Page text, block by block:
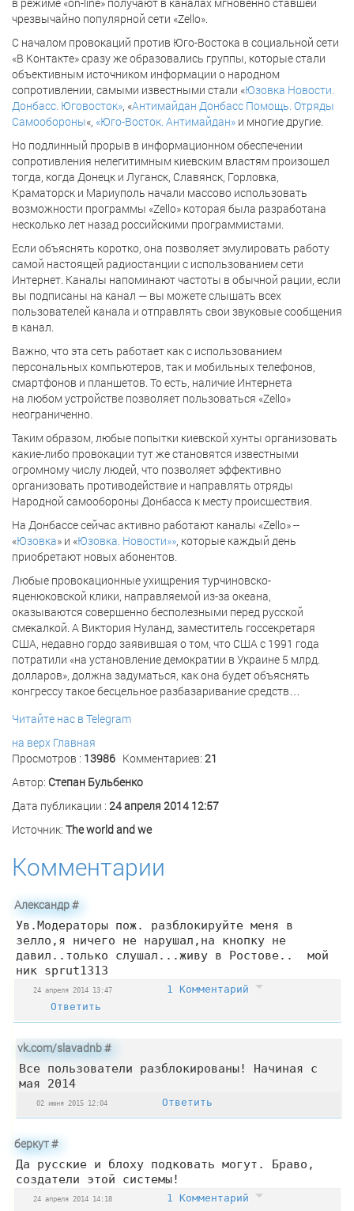
чрезвычайно популярной сети «Zello».
С началом провокаций против Юго-Востока в социальной сети
«В Контакте» сразу же образовались группы, которые стали
объективным источником информации о народном
сопротивлении, самыми известными стали «Юзовка Новости.
Донбасс. Юговосток», «Антимайдан Донбасс Помощь. Отряды
Самообороны«, «Юго-Восток. Антимайдан» и многие другие.
Но подлинный прорыв в информационном обеспечении
сопротивления нелегитимным киевским властям произошел
тогда, когда Донецк и Луганск, Славянск, Горловка,
Краматорск и Мариуполь начали массово использовать
возможности программы «Zello» которая была разработана
несколько лет назад российскими программистами.
Если объяснять коротко, она позволяет эмулировать работу
самой настоящей радиостанции с использованием сети
Интернет. Каналы напоминают частоты в обычной рации, если
вы подписаны на канал — вы можете слышать всех
пользователей канала и отправлять свои звуковые сообщения
в канал.
Важно, что эта сеть работает как с использованием
персональных компьютеров, так и мобильных телефонов,
смартфонов и планшетов. То есть, наличие Интернета
на любом устройстве позволяет пользоваться «Zello»
неограниченно.
Таким образом, любые попытки киевской хунты организовать
какие-либо провокации тут же становятся известными
огромному числу людей, что позволяет эффективно
организовать противодействие и направлять отряды
Народной самообороны Донбасса к месту происшествия.
На Донбассе сейчас активно работают каналы «Zello» --
«Юзовка» и «Юзовка. Новости»», которые каждый день
приобретают новых абонентов.
Любые провокационные ухищрения турчиновско-
яценюковской клики, направляемой из-за океана,
оказываются совершенно бесполезными перед русской
смекалкой. А Виктория Нуланд, заместитель госсекретаря
США, недавно гордо заявившая о том, что США с 1991 года
потратили «на установление демократии в Украине 5 млрд.
долларов», должна задуматься, как она будет объяснять
конгрессу такое бесцельное разбазаривание средств…
Читайте нас в Telegram
на верх Главная
Просмотров : 13986 Комментариев: 21
Автор: Степан Бульбенко
Дата публикации : 24 апреля 2014 12:57
Источник: The world and we
Комментарии
Александр#
Ув.Модераторы пож. разблокируйте меня в
зелло,я ничего не нарушал,на кнопку не
давил..только слушал...живу в Ростове.. мой
ник sprut1313
24 апреля 2014 13:47
1 Комментарий
Ответить
vk.com/slavadnb#
Все пользователи разблокированы! Начиная с
мая 2014
02 июня 2015 12:04 Ответить
беркут#
Да русские и блоху подковать могут. Браво,
создатели этой системы!
24 апреля 2014 14:18
1 Комментарий